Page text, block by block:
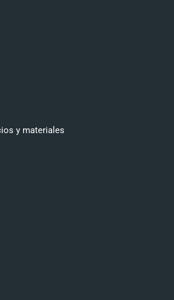
y materiales